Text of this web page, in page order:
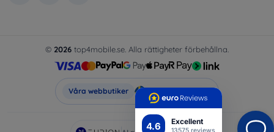
4.6 Excellent
© 2026 top4mobile.se. Alla rättigheter förbehållna.
Våra webbutiker Top4Mobile.se